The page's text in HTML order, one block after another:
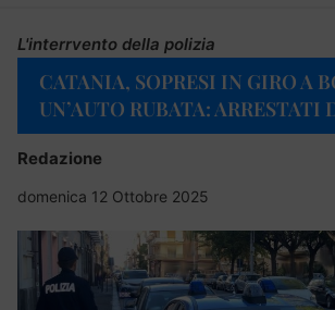
L'interrvento della polizia
CATANIA, SOPRESI IN GIRO A
UN’AUTO RUBATA: ARRESTATI
Redazione
domenica 12 Ottobre 2025